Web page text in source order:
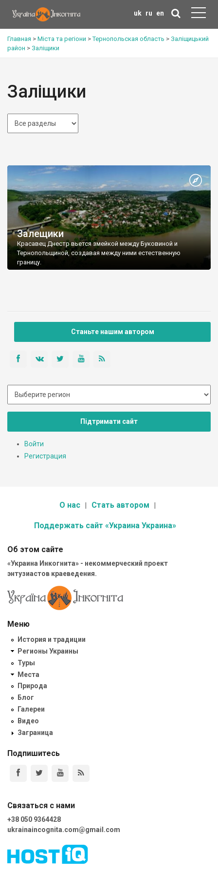
uk ru en
Главная > Міста та регіони >Тернопольская область > Заліщицький
район > Заліщики
Заліщики
Залещики
Красавец Днестр вьется змейкой между Буковиной и
Тернопольщиной, создавая между ними естественную
границу.
Станьте нашим автором
Підтримати сайт
Войти
Регистрация
О нас Стать автором
Поддержать сайт «Украина Украина»
Об этом сайте
«Украина Инкогнита» - некоммерческий проект
энтузиастов краеведения.
Меню
История и традиции
Регионы Украины
Туры
Места
Природа
Блог
Галереи
Видео
Заграница
Подпишитесь
Связаться с нами
+38 050 9364428
ukrainaincognita.com@gmail.com